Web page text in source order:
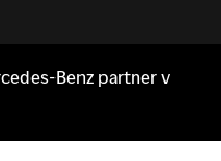
Benz partner v